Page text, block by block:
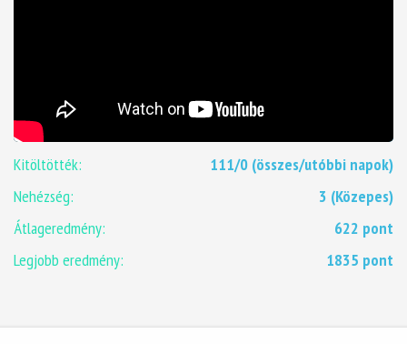
Kitöltötték:
111/0 (összes/utóbbi napok)
Nehézség:
3 (Közepes)
Átlageredmény:
622 pont
Legjobb eredmény:
1835 pont